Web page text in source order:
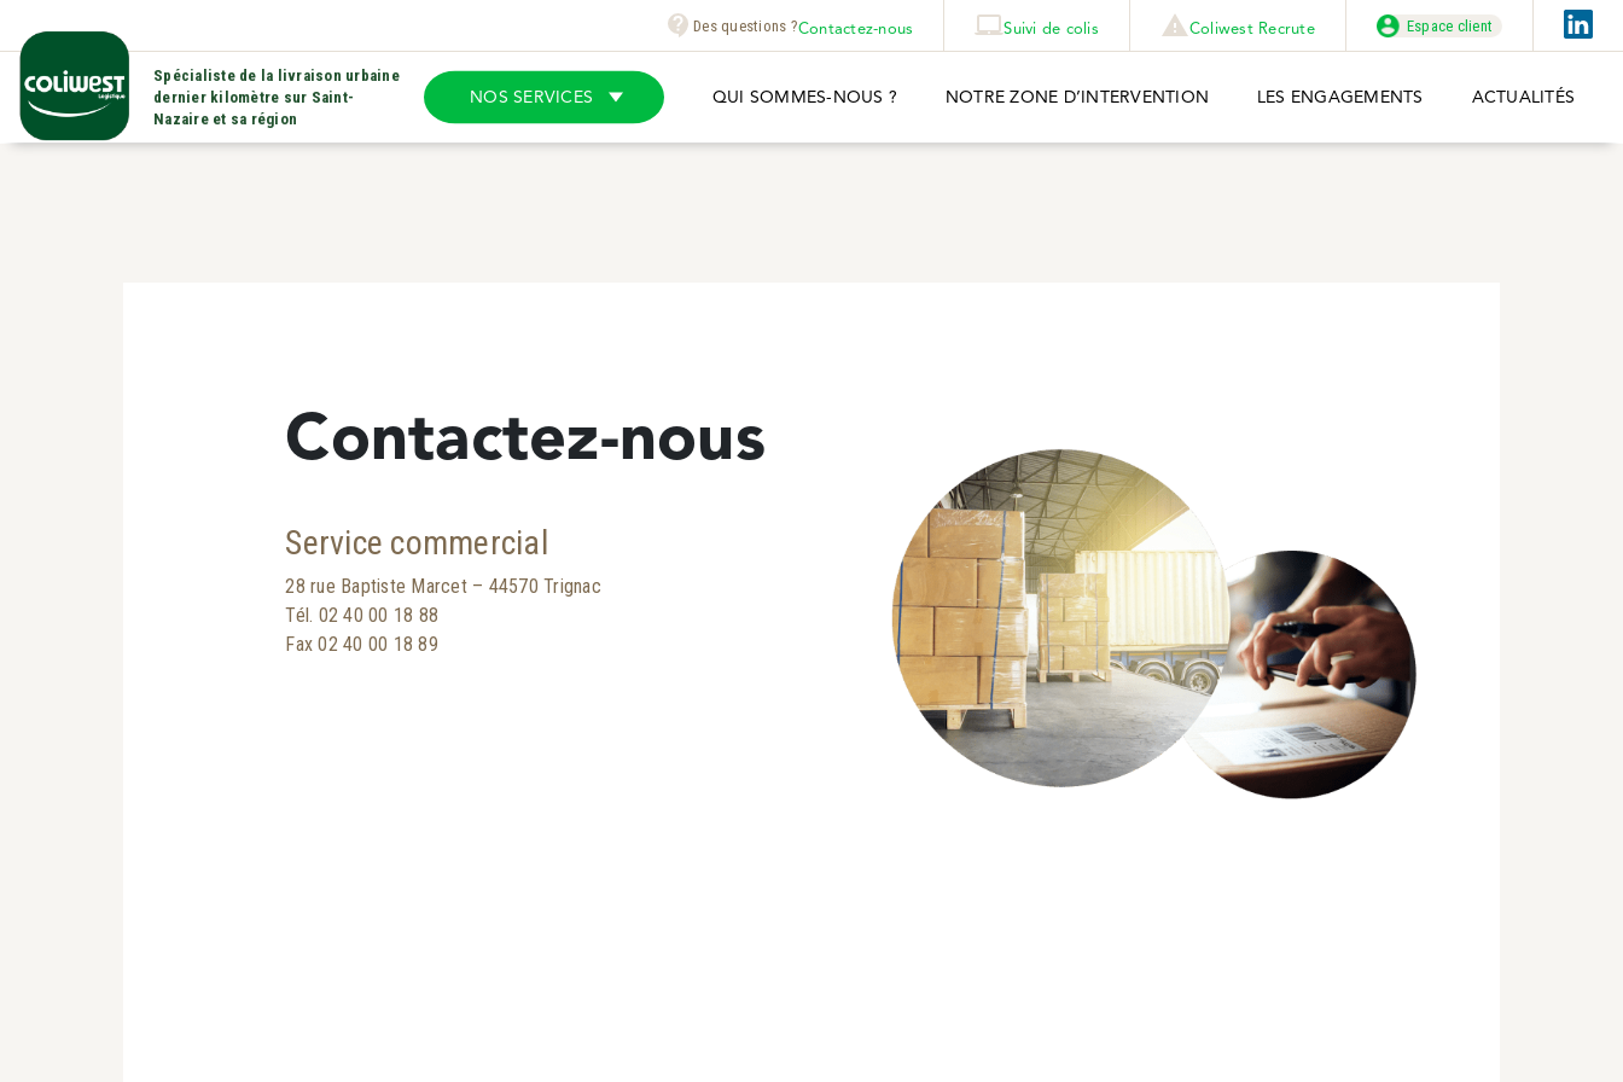
Des questions ?Contactez-nous Suivi de colis Coliwest Recrute Espace client
Spécialiste de la livraison urbaine
dernier kilomètre sur Saint-
Nazaire et sa région
NOS SERVICES QUI SOMMES-NOUS ? NOTRE ZONE D’INTERVENTION LES ENGAGEMENTS ACTUALITÉS
Contactez-nous
Service commercial
28 rue Baptiste Marcet – 44570 Trignac
Tél. 02 40 00 18 88
Fax 02 40 00 18 89